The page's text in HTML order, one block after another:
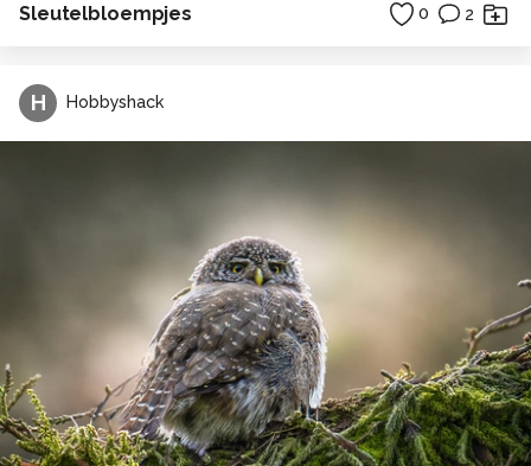
Sleutelbloempjes 0 2
H Hobbyshack